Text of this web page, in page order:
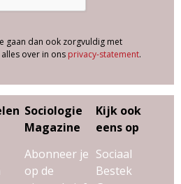
gaan dan ook zorgvuldig met
over in ons privacy-statement.
Sociologie
Magazine
Abonneer je
op de
Kijk ook
eens op
Sociaal
Bestek